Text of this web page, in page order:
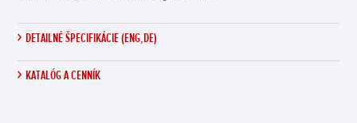
DETAILNÉ ŠPECIFIKÁCIE (ENG,DE)
KATALÓG A CENNÍK